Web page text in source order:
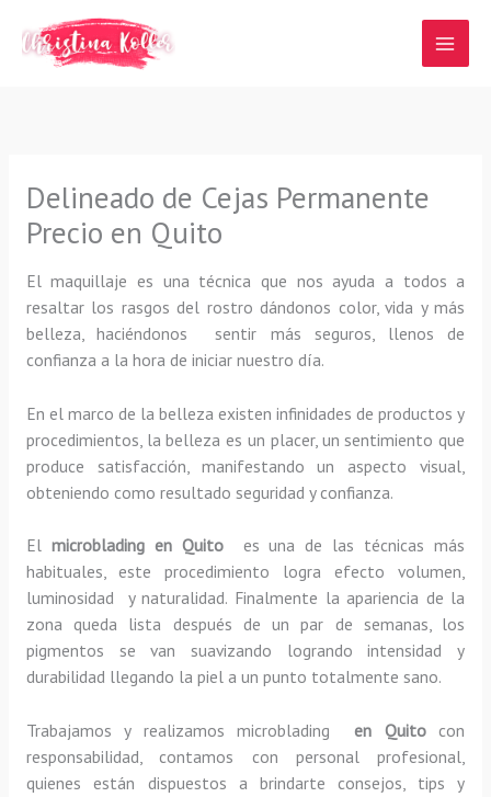
contenido
Delineado de Cejas Permanente
Precio en Quito
El maquillaje es una técnica que nos ayuda a todos a
resaltar los rasgos del rostro dándonos color, vida y más
belleza, haciéndonos sentir más seguros, llenos de
confianza a la hora de iniciar nuestro día.
En el marco de la belleza existen infinidades de productos y
procedimientos, la belleza es un placer, un sentimiento que
produce satisfacción, manifestando un aspecto visual,
obteniendo como resultado seguridad y confianza.
El microblading en Quito es una de las técnicas más
habituales, este procedimiento logra efecto volumen,
luminosidad y naturalidad. Finalmente la apariencia de la
zona queda lista después de un par de semanas, los
pigmentos se van suavizando logrando intensidad y
durabilidad llegando la piel a un punto totalmente sano.
Trabajamos y realizamos microblading en Quito con
responsabilidad, contamos con personal profesional,
quienes están dispuestos a brindarte consejos, tips y